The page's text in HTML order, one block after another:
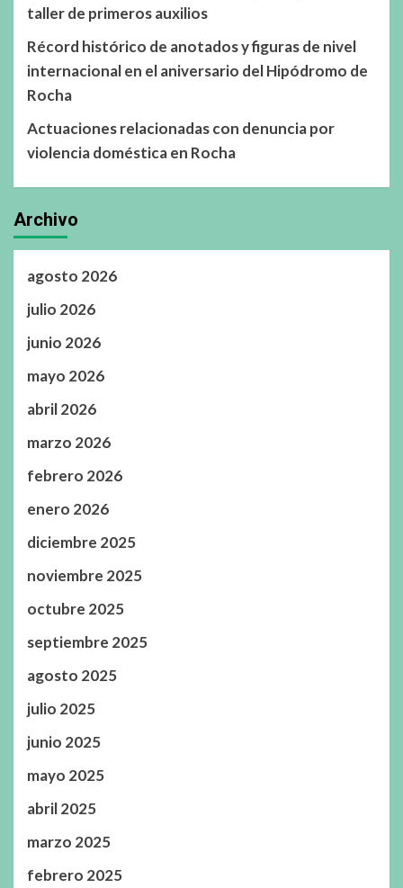
taller de primeros auxilios
Récord histórico de anotados y figuras de nivel
internacional en el aniversario del Hipódromo de
Rocha
Actuaciones relacionadas con denuncia por
violencia doméstica en Rocha
Archivo
agosto 2026
julio 2026
junio 2026
mayo 2026
abril 2026
marzo 2026
febrero 2026
enero 2026
diciembre 2025
noviembre 2025
octubre 2025
septiembre 2025
agosto 2025
julio 2025
junio 2025
mayo 2025
abril 2025
marzo 2025
febrero 2025